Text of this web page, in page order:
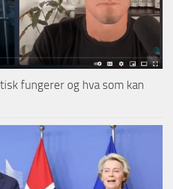
fungerer og hva som kan